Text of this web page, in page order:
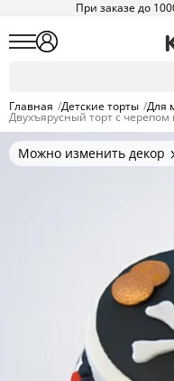
При заказе до
Главная /Детские торты /Для
Двухъярусный торт с
Можно изменить декор
Цвет покрытия, надписи,